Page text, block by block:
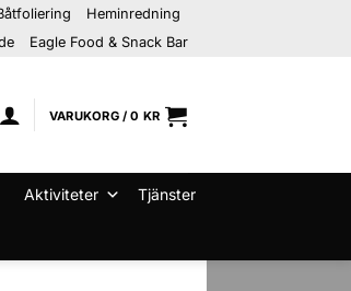
Heminredning
Eagle Food & Snack Bar
VARUKORG /0 KR
Aktiviteter Tjänster